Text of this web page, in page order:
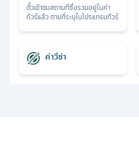
ตั๋วเข้าชมสถานที่ซึ่งรวมอยู่ในค่า
ทัวร์แล้ว ตามที่ระบุในโปรแกรมทัวร์
ค่าวีซ่า